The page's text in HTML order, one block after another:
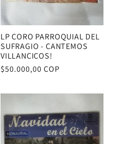
LP CORO PARROQUIAL DEL
SUFRAGIO - CANTEMOS
VILLANCICOS!
Precio
$50.000,00 COP